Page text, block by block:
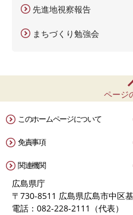
先進地視察報告
まちづくり勉強会
ページ
このホームページについて
免責事項
関連機関
広島県庁
〒730-8511 広島県広島市中区
電話：082-228-2111（代表）